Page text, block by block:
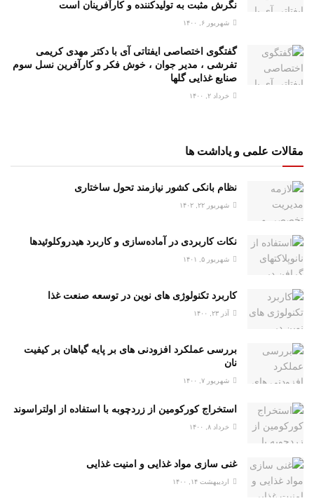
نگرش مثبت به تولیدکننده و کارآفرینان است
شهریور ۶, ۱۴۰۰
گفتگوی اختصاصی ایفتاتی آی با دکتر مهدی کریمی
تفرشی ، مدیر جوان ، خوش فکر و کارآفرین نسل سوم
صنایع غذایی گلها
خرداد ۲, ۱۴۰۰
مقالات علمی و یاداشت ها
نظام بانکی کشور نیازمند تحول ساختاری
شهریور ۲۲, ۱۴۰۲
نکات کاربردی در آماده‌سازی و کاربرد هیدروکلوئیدها
شهریور ۵, ۱۴۰۱
کاربرد تکنولوژی های نوین در توسعه صنعت غذا
آذر ۲۳, ۱۴۰۰
بررسی عملکرد افزودنی های بر پایه گیاهان بر کیفیت
نان
شهریور ۷, ۱۴۰۰
استخراج کورکومین از زردچوبه با استفاده از اولتراسوند
خرداد ۸, ۱۴۰۰
غنی سازی مواد غذایی و امنیت غذایی
اردیبهشت ۱۴, ۱۴۰۰